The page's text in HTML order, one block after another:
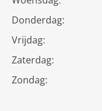
Donderdag:
Vrijdag:
Zaterdag:
Zondag: